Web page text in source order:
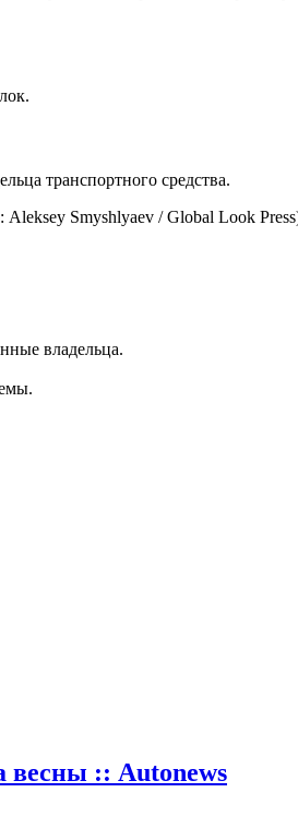
транспортного средства.
Aleksey Smyshlyaev / Global Look
владельца.
весны :: Autonews